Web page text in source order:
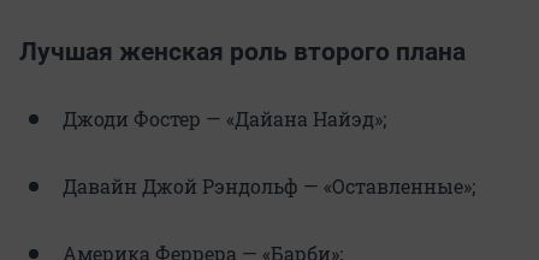
Лучшая женская роль второго плана
Джоди Фостер — «Дайана Найэд»;
Давайн Джой Рэндольф — «Оставленные»;
Америка Феррера — «Барби»;